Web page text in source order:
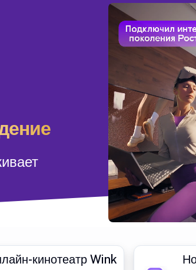
кинотеатр Wink